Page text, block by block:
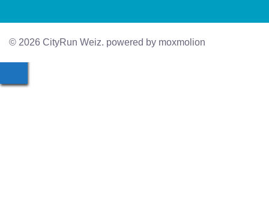
© 2026 CityRun Weiz. powered by moxmolion